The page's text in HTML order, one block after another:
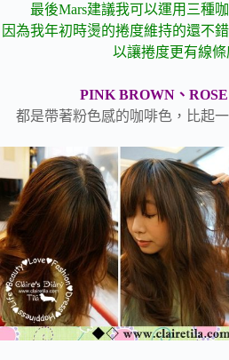
最後Mars建議我可以運用三種
因為我年初時燙的捲度維持的還不
以讓捲度更有線條
PINK BROWN、
都是帶著粉色感的咖啡色，比起